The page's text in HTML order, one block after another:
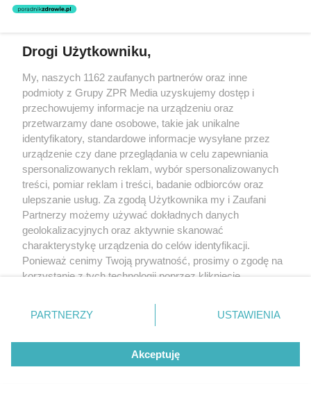
Beninca. Najszybsza, bezpieczna i
nowoczesna automatyka do bram
MATERIAŁ SPONSOROWANY
WSPÓŁPRACUJĄ Z NAMI:
Drogi Użytkowniku,
My, naszych 1162 zaufanych partnerów oraz inne
podmioty z Grupy ZPR Media uzyskujemy dostęp i
przechowujemy informacje na urządzeniu oraz
przetwarzamy dane osobowe, takie jak unikalne
identyfikatory, standardowe informacje wysyłane przez
urządzenie czy dane przeglądania w celu zapewniania
spersonalizowanych reklam, wybór spersonalizowanych
treści, pomiar reklam i treści, badanie odbiorców oraz
ulepszanie usług. Za zgodą Użytkownika my i Zaufani
Partnerzy możemy używać dokładnych danych
geolokalizacyjnych oraz aktywnie skanować
charakterystykę urządzenia do celów identyfikacji.
Ponieważ cenimy Twoją prywatność, prosimy o zgodę na
korzystanie z tych technologii poprzez kliknięcie
zmienić/wycofać klikając przycisk ustawień prywatności
znajdujący się w lewym dolnym rogu strony
rodzaje przetwarzania danych nie wymagają zgody
użytkownika, ale masz prawo sprzeciwić się takiemu
przetwarzaniu. Preferencje będą miały zastosowanie tylko
PARTNERZY USTAWIENIA
Akceptuję